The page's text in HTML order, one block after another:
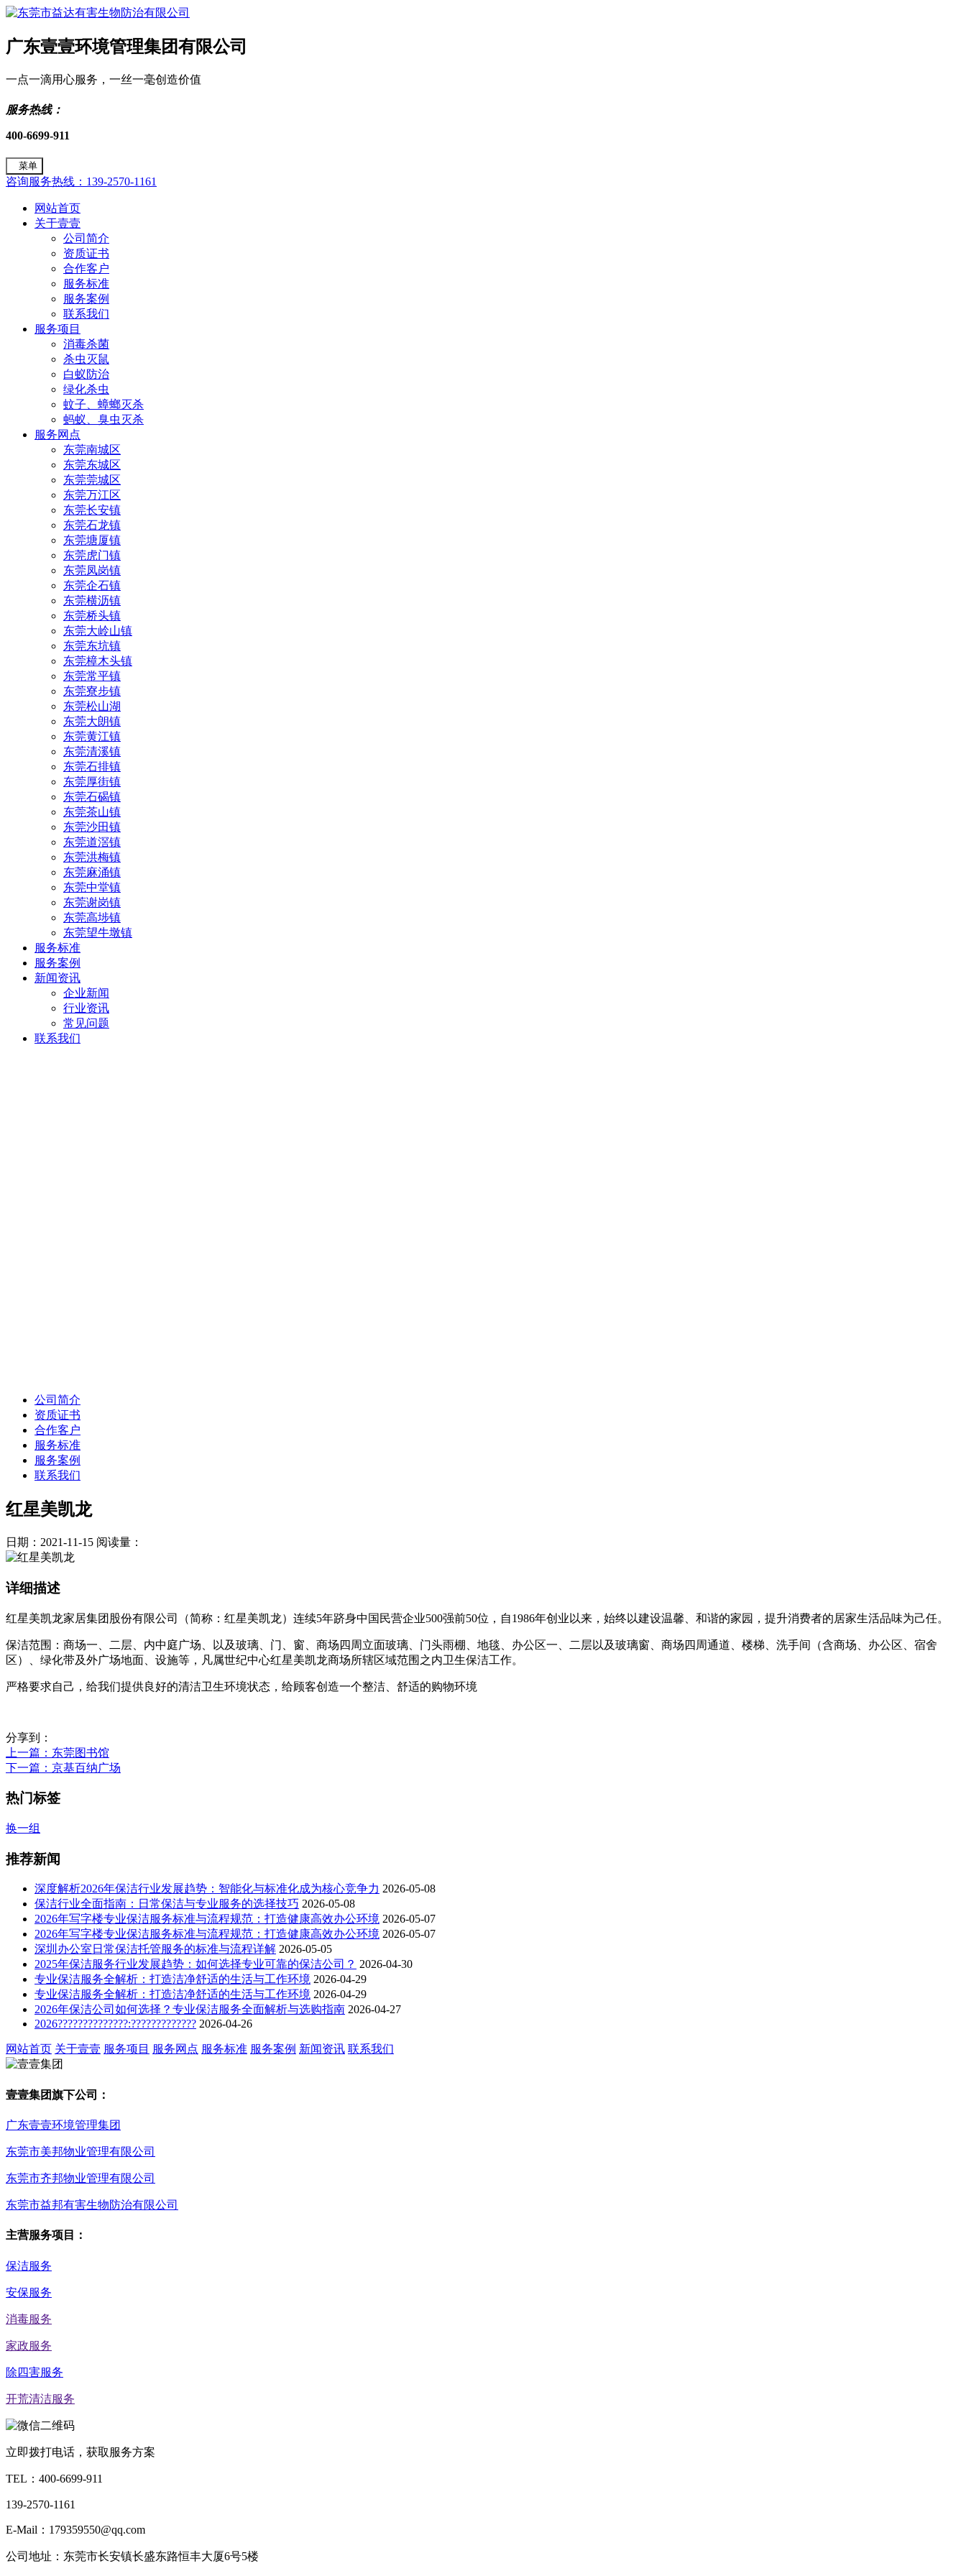
广东壹壹环境管理集团有限公司
一点一滴用心服务，一丝一毫创造价值
服务热线：
400-6699-911
菜单
咨询服务热线：139-2570-1161
网站首页
关于壹壹
公司简介
资质证书
合作客户
服务标准
服务案例
联系我们
服务项目
消毒杀菌
杀虫灭鼠
白蚁防治
绿化杀虫
蚊子、蟑螂灭杀
蚂蚁、臭虫灭杀
服务网点
东莞南城区
东莞东城区
东莞莞城区
东莞万江区
东莞长安镇
东莞石龙镇
东莞塘厦镇
东莞虎门镇
东莞凤岗镇
东莞企石镇
东莞横沥镇
东莞桥头镇
东莞大岭山镇
东莞东坑镇
东莞樟木头镇
东莞常平镇
东莞寮步镇
东莞松山湖
东莞大朗镇
东莞黄江镇
东莞清溪镇
东莞石排镇
东莞厚街镇
东莞石碣镇
东莞茶山镇
东莞沙田镇
东莞道滘镇
东莞洪梅镇
东莞麻涌镇
东莞中堂镇
东莞谢岗镇
东莞高埗镇
东莞望牛墩镇
服务标准
服务案例
新闻资讯
企业新闻
行业资讯
常见问题
联系我们
公司简介
资质证书
合作客户
服务标准
服务案例
联系我们
红星美凯龙
日期：2021-11-15 阅读量：
详细描述
红星美凯龙家居集团股份有限公司（简称：红星美凯龙）连续5年跻身中国民营企业500强前50位，自1986年创业以来，始终以建设温馨、和谐的家园，提升消费者的居家生活品味为己任。
保洁范围：商场一、二层、内中庭广场、以及玻璃、门、窗、商场四周立面玻璃、门头雨棚、地毯、办公区一、二层以及玻璃窗、商场四周通道、楼梯、洗手间（含商场、办公区、宿舍
区）、绿化带及外广场地面、设施等，凡属世纪中心红星美凯龙商场所辖区域范围之内卫生保洁工作。
严格要求自己，给我们提供良好的清洁卫生环境状态，给顾客创造一个整洁、舒适的购物环境
分享到：
上一篇 ：东莞图书馆
下一篇 ：京基百纳广场
热门标签
换一组
推荐新闻
深度解析2026年保洁行业发展趋势：智能化与标准化成为核心竞争力 2026-05-08
保洁行业全面指南：日常保洁与专业服务的选择技巧 2026-05-08
2026年写字楼专业保洁服务标准与流程规范：打造健康高效办公环境 2026-05-07
2026年写字楼专业保洁服务标准与流程规范：打造健康高效办公环境 2026-05-07
深圳办公室日常保洁托管服务的标准与流程详解 2026-05-05
2025年保洁服务行业发展趋势：如何选择专业可靠的保洁公司？ 2026-04-30
专业保洁服务全解析：打造洁净舒适的生活与工作环境 2026-04-29
专业保洁服务全解析：打造洁净舒适的生活与工作环境 2026-04-29
2026年保洁公司如何选择？专业保洁服务全面解析与选购指南 2026-04-27
2026??????????????:????????????? 2026-04-26
网站首页 关于壹壹 服务项目 服务网点 服务标准 服务案例 新闻资讯 联系我们
壹壹集团旗下公司：
广东壹壹环境管理集团
东莞市美邦物业管理有限公司
东莞市齐邦物业管理有限公司
东莞市益邦有害生物防治有限公司
主营服务项目：
保洁服务
安保服务
消毒服务
家政服务
除四害服务
开荒清洁服务
立即拨打电话，获取服务方案
TEL： 400-6699-911
139-2570-1161
E-Mail：179359550@qq.com
公司地址：东莞市长安镇长盛东路恒丰大厦6号5楼